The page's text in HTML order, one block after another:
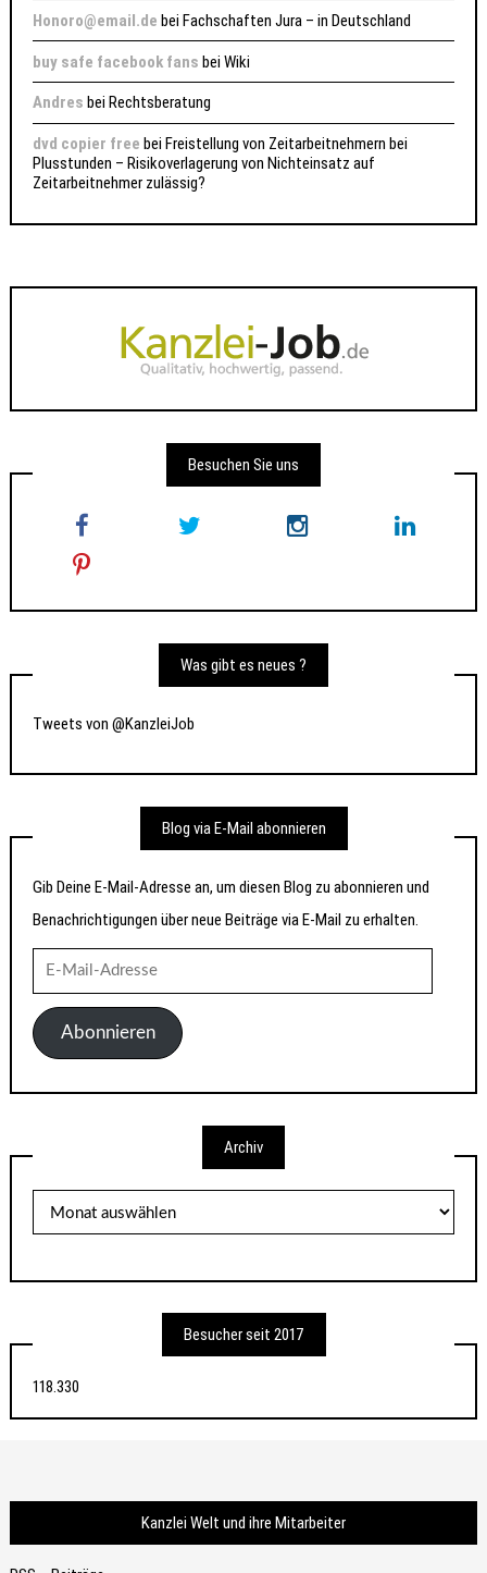
Honoro@email.de beiFachschaften Jura – in Deutschland
buy safe facebook fans beiWiki
Andres beiRechtsberatung
dvd copier free beiFreistellung von Zeitarbeitnehmern bei
Plusstunden – Risikoverlagerung von Nichteinsatz auf
Zeitarbeitnehmer zulässig?
Besuchen Sie uns
Was gibt es neues ?
Tweets von @KanzleiJob
Blog via E-Mail abonnieren
Gib Deine E-Mail-Adresse an, um diesen Blog zu abonnieren und
Benachrichtigungen über neue Beiträge via E-Mail zu erhalten.
Mail-
AdresseAbonnieren
Archiv
Besucher seit 2017
118.330
Kanzlei Welt und ihre Mitarbeiter